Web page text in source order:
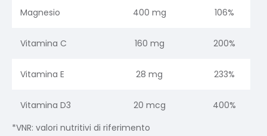
Magnesio 400 mg 106%
Vitamina C 160 mg 200%
Vitamina E 28 mg 233%
Vitamina D3 20 mcg
400%
*VNR: valori nutritivi di riferimento